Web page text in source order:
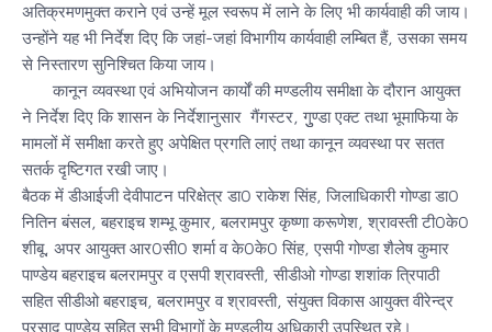
अतिक्रमणमुक्त कराने एवं उन्हें मूल स्वरूप में लाने के लिए भी कार्यवाही की जाय।
उन्होंने यह भी निर्देश दिए कि जहां-जहां विभागीय कार्यवाही लम्बित हैं, उसका समय
से निस्तारण सुनिश्चित किया जाय।
कानून व्यवस्था एवं अभियोजन कार्यों की मण्डलीय समीक्षा के दौरान आयुक्त
ने निर्देश दिए कि शासन के निर्देशानुसार गैंगस्टर, गुुण्डा एक्ट तथा भूमाफिया के
मामलों में समीक्षा करते हुए अपेक्षित प्रगति लाएं तथा कानून व्यवस्था पर सतत
सतर्क दृष्टिगत रखी जाए।
बैठक में डीआईजी देवीपाटन परिक्षेत्र डा0 राकेश सिंह, जिलाधिकारी गोण्डा डा0
नितिन बंसल, बहराइच शम्भू कुमार, बलरामपुर कृष्णा करूणेश, श्रावस्ती टी0के0
शीबू, अपर आयुक्त आर0सी0 शर्मा व के0के0 सिंह, एसपी गोण्डा शैलेष कुमार
पाण्डेय बहराइच बलरामपुर व एसपी श्रावस्ती, सीडीओ गोण्डा शशांक त्रिपाठी
सहित सीडीओ बहराइच, बलरामपुर व श्रावस्ती, संयुक्त विकास आयुक्त वीरेन्द्र
प्रसाद पाण्डेय सहित सभी विभागों के मण्डलीय अधिकारी उपस्थित रहे।